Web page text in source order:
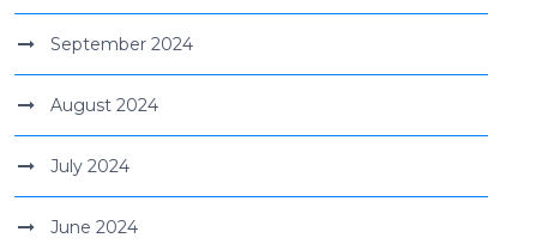
September 2024
August 2024
July 2024
June 2024